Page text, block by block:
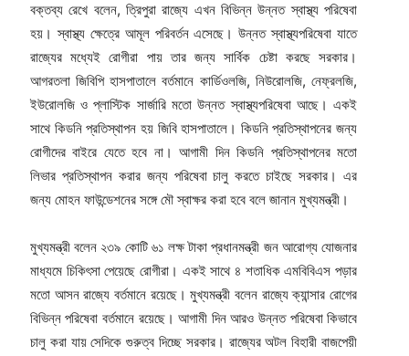
বক্তব্য রেখে বলেন, ত্রিপুরা রাজ্যে এখন বিভিন্ন উন্নত স্বাস্থ্য পরিষেবা
হয়। স্বাস্থ্য ক্ষেত্রে আমূল পরিবর্তন এসেছে। উন্নত স্বাস্থ্যপরিষেবা যাতে
রাজ্যের মধ্যেই রোগীরা পায় তার জন্য সার্বিক চেষ্টা করছে সরকার।
আগরতলা জিবিপি হাসপাতালে বর্তমানে কার্ডিওলজি, নিউরোলজি, নেফ্রলজি,
ইউরোলজি ও প্লাস্টিক সার্জারি মতো উন্নত স্বাস্থ্যপরিষেবা আছে। একই
সাথে কিডনি প্রতিস্থাপন হয় জিবি হাসপাতালে। কিডনি প্রতিস্থাপনের জন্য
রোগীদের বাইরে যেতে হবে না। আগামী দিন কিডনি প্রতিস্থাপনের মতো
লিভার প্রতিস্থাপন করার জন্য পরিষেবা চালু করতে চাইছে সরকার। এর
জন্য মোহন ফাউন্ডেশনের সঙ্গে মৌ স্বাক্ষর করা হবে বলে জানান মুখ্যমন্ত্রী।
মুখ্যমন্ত্রী বলেন ২৩৯ কোটি ৬১ লক্ষ টাকা প্রধানমন্ত্রী জন আরোগ্য যোজনার
মাধ্যমে চিকিৎসা পেয়েছে রোগীরা। একই সাথে ৪ শতাধিক এমবিবিএস পড়ার
মতো আসন রাজ্যে বর্তমানে রয়েছে। মুখ্যমন্ত্রী বলেন রাজ্যে ক্যান্সার রোগের
বিভিন্ন পরিষেবা বর্তমানে রয়েছে। আগামী দিন আরও উন্নত পরিষেবা কিভাবে
চালু করা যায় সেদিকে গুরুত্ব দিচ্ছে সরকার। রাজ্যের অটল বিহারী বাজপেয়ী